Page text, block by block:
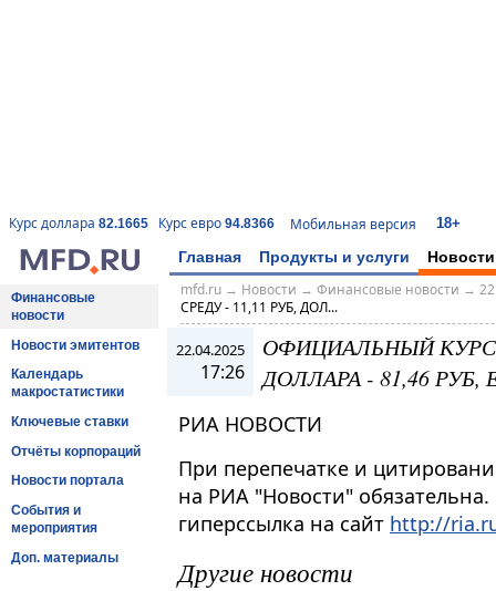
Курс доллара 82.1665 Курс евро 94.8366 Мобильная версия 18+
Главная Продукты и услуги Новости
Финансовые
новости
Новости эмитентов
Календарь
макростатистики
Ключевые ставки
Отчёты корпораций
Новости портала
События и
мероприятия
Доп. материалы
mfd.ru→ Новости → Финансовые новости →
СРЕДУ - 11,11 РУБ, ДОЛ...
22.04.2025
17:26
ОФИЦИАЛЬНЫЙ КУРС
ДОЛЛАРА - 81,46 РУБ,
РИА НОВОСТИ
При перепечатке и
на РИА "Новости"
гиперссылка на сайт http://
Другие новости